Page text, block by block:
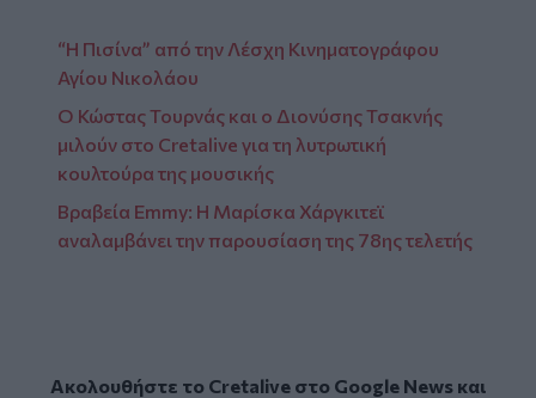
“Η Πισίνα” από την Λέσχη Κινηματογράφου
Αγίου Νικολάου
Ο Κώστας Τουρνάς και ο Διονύσης Τσακνής
μιλούν στο Cretalive για τη λυτρωτική
κουλτούρα της μουσικής
Βραβεία Emmy: Η Μαρίσκα Χάργκιτεϊ
αναλαμβάνει την παρουσίαση της 78ης τελετής
Ακολουθήστε το Cretalive στο Google Newsκαι